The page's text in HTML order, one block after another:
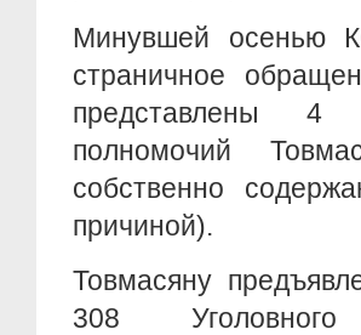
Минувшей осенью
страничное
представлены 4
полномочий
собственно
причиной).
Товмасяну
308 Уголовного